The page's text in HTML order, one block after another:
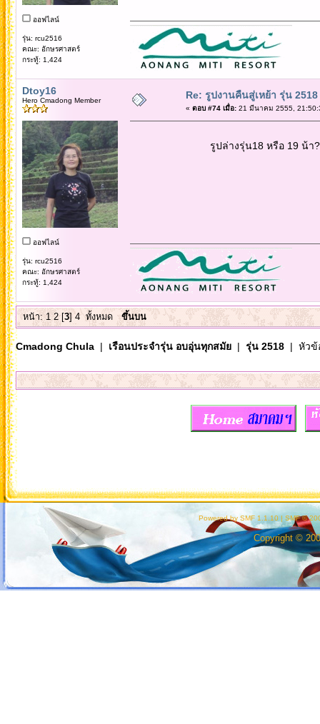
ออฟไลน์
รุ่น: rcu2516
คณะ: อักษรศาสตร์
กระทู้: 1,424
Dtoy16
Hero Cmadong Member
ออฟไลน์
รุ่น: rcu2516
คณะ: อักษรศาสตร์
กระทู้: 1,424
Re: รูปงานคืนสู่เหย้า รุ่น 2518
« ตอบ #74 เมื่อ:21 มีนาคม 2555,
รูปล่างรุ่น18 หรือ 19 น้า?
หน้า:1 2[3]4 ทั้งหมด ขึ้นบน
Cmadong Chula| เรือนประจำรุ่น อบอุ่นทุกสมัย| รุ่น 2518| หัวข้
Powered by SMF 1.1.10 | SMF ©
Copyright ©